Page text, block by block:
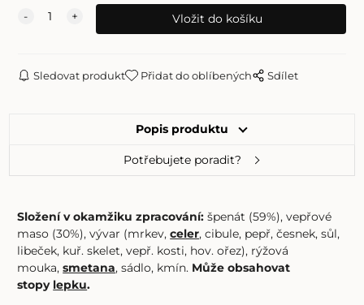
Sledovat produkt Přidat do oblíbených Sdílet
Popis produktu
Potřebujete poradit?
Složení v okamžiku zpracování:špenát (59%), vepřové
maso (30%), vývar (mrkev,celer, cibule, pepř, česnek, sůl,
libeček, kuř. skelet, vepř. kosti, hov. ořez), rýžová
mouka,smetana, sádlo, kmín. Může obsahovat
stopy lepku.